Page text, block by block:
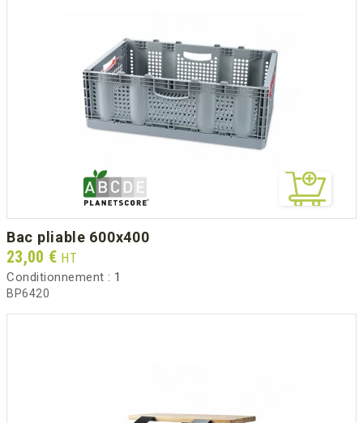
bac pliable 600x400
Prix
23,00 € HT
Conditionnement : 1
BP6420